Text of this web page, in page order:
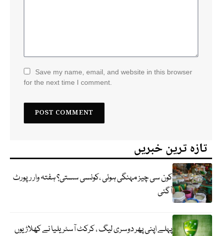
Save my name, email, and website in this browser
for the next time I comment.
تازہ ترین خبریں
کون سی چیز مہنگی ہوئی ،کونسی سستی؟ ہفتہ وار رپورٹ
آگئی
پہلے اپنی پھر دوسری لیگ ، کرکٹ آسٹریلیا نے کھلاڑیوں